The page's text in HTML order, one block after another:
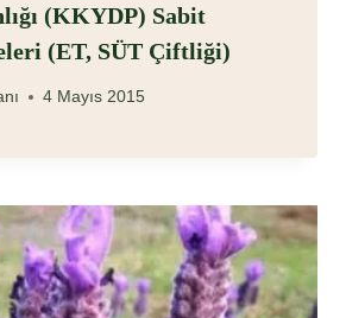
(KKYDP) Sabit
(ET, SÜT Çiftliği)
4 Mayıs 2015